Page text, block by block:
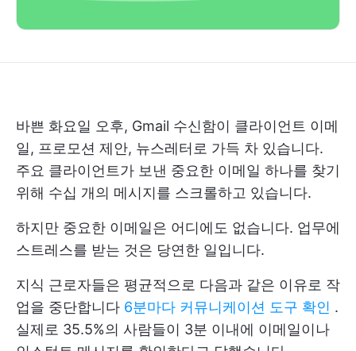
바쁜 화요일 오후, Gmail 수신함이 클라이언트 이메
일, 프로모션 제안, 뉴스레터로 가득 차 있습니다.
주요 클라이언트가 보낸 중요한 이메일 하나를 찾기
위해 수십 개의 메시지를 스크롤하고 있습니다.
하지만 중요한 이메일은 어디에도 없습니다. 업무에
스트레스를 받는 것은 당연한 일입니다.
지식 근로자들은 평균적으로 다음과 같은 이유로 작
업을 중단합니다 6분마다 커뮤니케이션 도구 확인 .
실제로 35.5%의 사람들이 3분 이내에 이메일이나